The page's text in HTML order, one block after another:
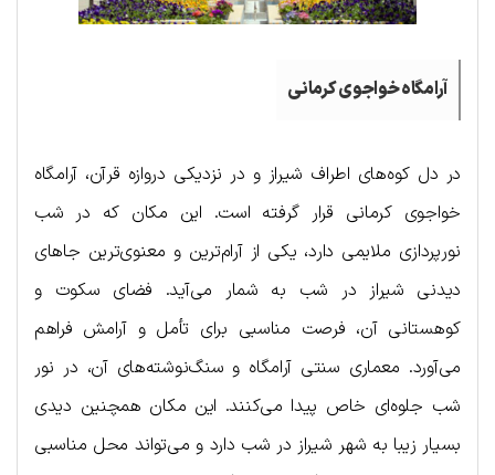
آرامگاه خواجوی کرمانی
در دل کوه‌های اطراف شیراز و در نزدیکی دروازه قرآن، آرامگاه
خواجوی کرمانی قرار گرفته است. این مکان که در شب
نورپردازی ملایمی دارد، یکی از آرام‌ترین و معنوی‌ترین جاهای
دیدنی شیراز در شب به شمار می‌آید. فضای سکوت و
کوهستانی آن، فرصت مناسبی برای تأمل و آرامش فراهم
می‌آورد. معماری سنتی آرامگاه و سنگ‌نوشته‌های آن، در نور
شب جلوه‌ای خاص پیدا می‌کنند. این مکان همچنین دیدی
بسیار زیبا به شهر شیراز در شب دارد و می‌تواند محل مناسبی